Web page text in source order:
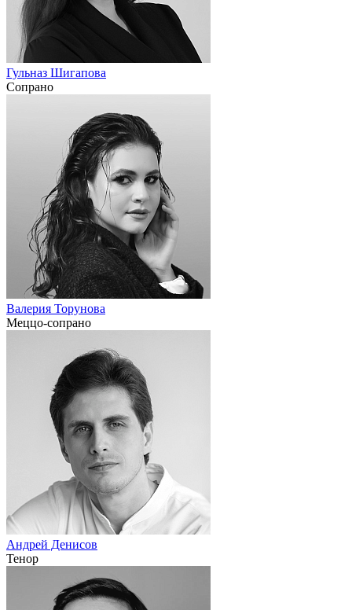
Гульназ Шигапова
Сопрано
Валерия Торунова
Меццо-сопрано
Андрей Денисов
Тенор